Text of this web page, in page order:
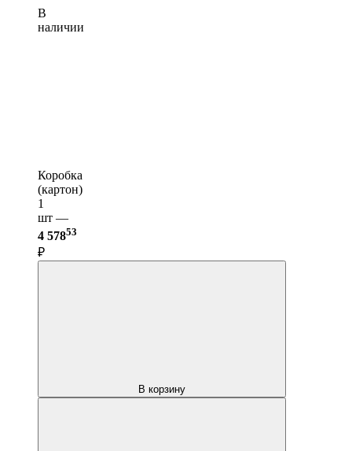
В
наличии
Коробка
(картон)
1
шт —
4 57853
₽
В корзину